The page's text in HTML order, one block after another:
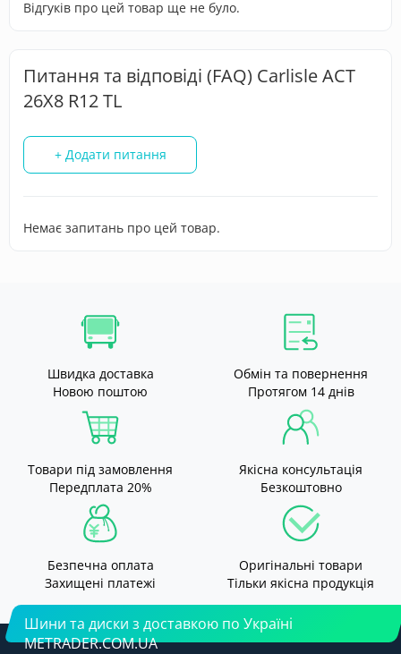
Відгуків про цей товар ще не було.
Питання та відповіді (FAQ) Carlisle ACT
26X8 R12 TL
+ Додати питання
Немає запитань про цей товар.
Швидка доставка
Новою поштою
Обмін та повернення
Протягом 14 днів
Товари під замовлення
Передплата 20%
Якісна консультація
Безкоштовно
Безпечна оплата
Захищені платежі
Оригінальні товари
Тільки якісна продукція
Шини та диски з доставкою по Україні
METRADER.COM.UA